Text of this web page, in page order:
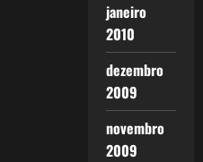
janeiro
2010
dezembro
2009
novembro
2009